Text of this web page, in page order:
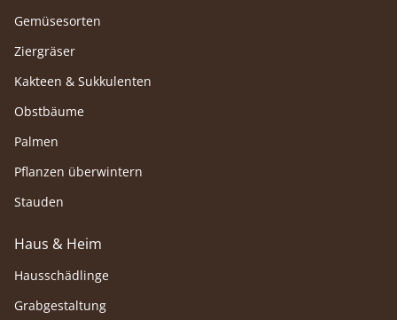
Gemüsesorten
Ziergräser
Kakteen & Sukkulenten
Obstbäume
Palmen
Pflanzen überwintern
Stauden
Haus & Heim
Hausschädlinge
Grabgestaltung